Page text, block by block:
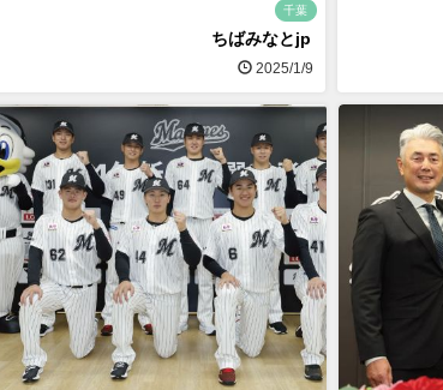
千葉
ちばみなとjp
2025/1/9